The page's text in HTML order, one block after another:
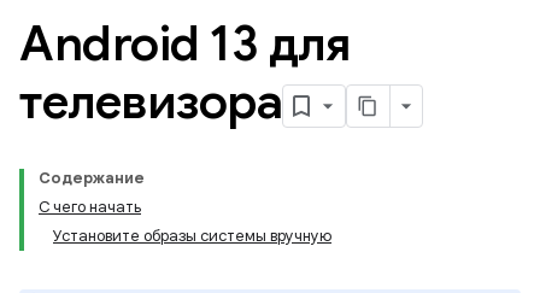
Android 13 для
телевизора
Содержание
С чего начать
Установите образы системы вручную